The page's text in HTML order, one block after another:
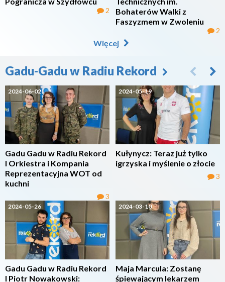
2
Bohaterów Walki z
Faszyzmem w Zwoleniu
2
Więcej
Gadu-Gadu w Radiu Rekord
2024-06-02
Gadu Gadu w Radiu Rekord
I Orkiestra i Kompania
Reprezentacyjna WOT od
kuchni
3
2024-05-26
Gadu Gadu w Radiu Rekord
I Piotr Nowakowski:
2024-05-19
Kułynycz: Teraz już tylko
igrzyska i myślenie o złocie
3
2024-03-10
Maja Marcula: Zostanę
śpiewającym lekarzem